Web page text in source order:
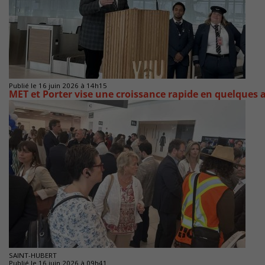
Publié le 16 juin 2026 à 14h15
MET et Porter vise une croissance rapide en quelques
SAINT-HUBERT
Publié le 16 juin 2026 à 09h41